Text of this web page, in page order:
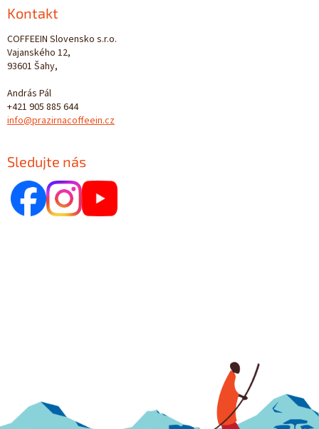
Kontakt
COFFEEIN Slovensko s.r.o.
Vajanského 12,
93601 Šahy,
András Pál
+421 905 885 644
info@prazirnacoffeein.cz
Sledujte nás